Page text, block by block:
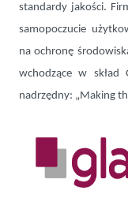
standardy jakości.
samopoczucie
na ochronę
wchodzące w skład
nadrzędny: „Making